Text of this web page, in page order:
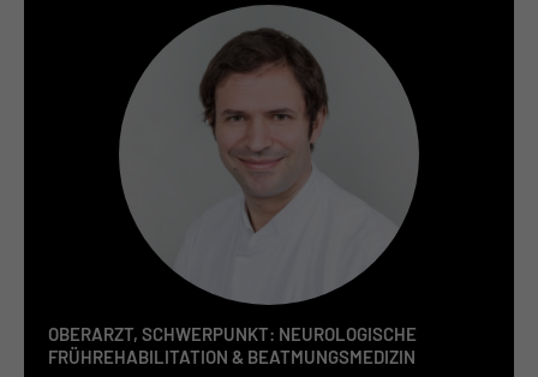
OBERARZT, SCHWERPUNKT: NEUROLOGISCHE
FRÜHREHABILITATION & BEATMUNGSMEDIZIN